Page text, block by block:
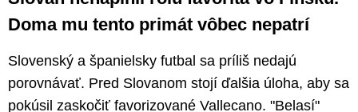
Doma mu tento primát vôbec nepatrí
Slovenský a španielsky futbal sa príliš nedajú
porovnávať. Pred Slovanom stojí ďalšia úloha, aby sa
pokúsil zaskočiť favorizované Vallecano. "Belasí"